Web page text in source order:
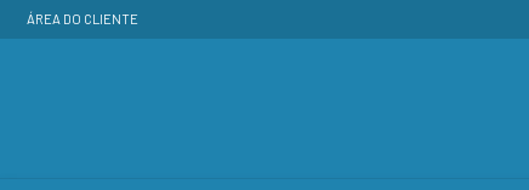
ÁREA DO CLIENTE